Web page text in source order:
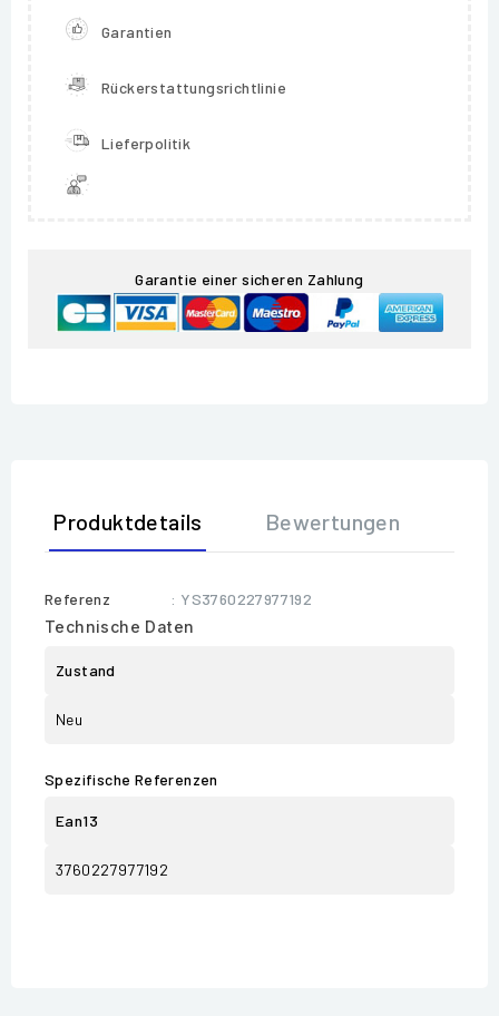
Garantien
Rückerstattungsrichtlinie
Lieferpolitik
Garantie einer sicheren Zahlung
Produktdetails Bewertungen
Referenz
: YS3760227977192
Technische Daten
Zustand
Neu
Spezifische Referenzen
Ean13
3760227977192